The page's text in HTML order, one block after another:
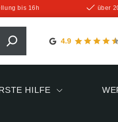
bis 16h über
HILFE